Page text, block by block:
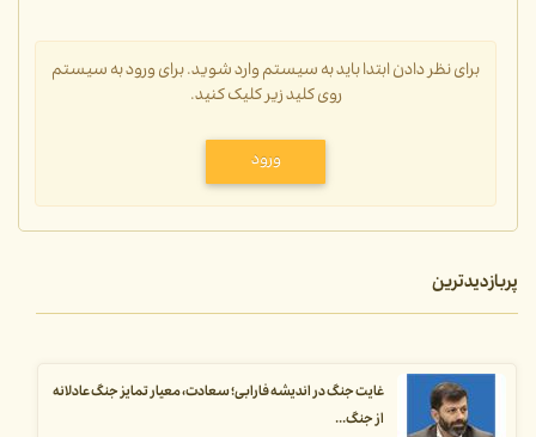
برای نظر دادن ابتدا باید به سیستم وارد شوید. برای ورود به سیستم
روی کلید زیر کلیک کنید.
ورود
پربازدیدترین
غایت جنگ در اندیشه فارابی؛ سعادت، معیار تمایز جنگ عادلانه
از جنگ...